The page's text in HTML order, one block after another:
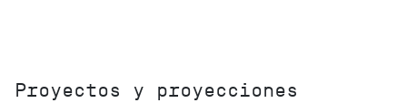
Proyectos y proyecciones